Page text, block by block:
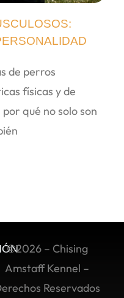
de perros
físicas y de
qué no solo son
©2026 – Chising
Amstaff Kennel –
Reservados